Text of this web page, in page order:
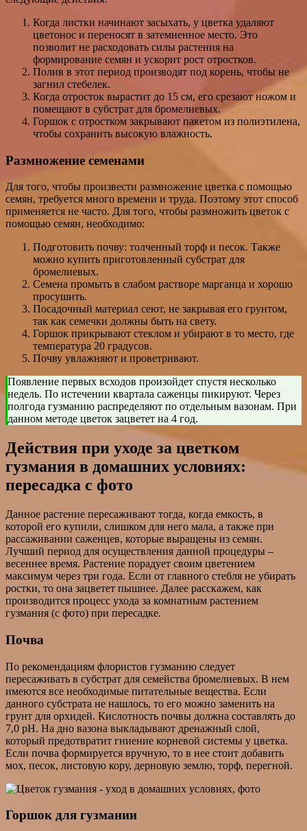
Когда листки начинают засыхать, у цветка удаляют
цветонос и переносят в затемненное место. Это
позволит не расходовать силы растения на
формирование семян и ускорит рост отростков.
Полив в этот период производят под корень, чтобы не
загнил стебелек.
Когда отросток вырастит до 15 см, его срезают ножом и
помещают в субстрат для бромелиевых.
Горшок с отростком закрывают пакетом из полиэтилена,
чтобы сохранить высокую влажность.
Размножение семенами
Для того, чтобы произвести размножение цветка с помощью
семян, требуется много времени и труда. Поэтому этот способ
применяется не часто. Для того, чтобы размножить цветок с
помощью семян, необходимо:
Подготовить почву: толченный торф и песок. Также
можно купить приготовленный субстрат для
бромелиевых.
Семена промыть в слабом растворе марганца и хорошо
просушить.
Посадочный материал сеют, не закрывая его грунтом,
так как семечки должны быть на свету.
Горшок прикрывают стеклом и убирают в то место, где
температура 20 градусов.
Почву увлажняют и проветривают.
Появление первых всходов произойдет спустя несколько
недель. По истечении квартала саженцы пикируют. Через
полгода гузманию распределяют по отдельным вазонам. При
данном методе цветок зацветет на 4 год.
Действия при уходе за цветком
гузмания в домашних условиях:
пересадка с фото
Данное растение пересаживают тогда, когда емкость, в
которой его купили, слишком для него мала, а также при
рассаживании саженцев, которые выращены из семян.
Лучший период для осуществления данной процедуры –
весеннее время. Растение порадует своим цветением
максимум через три года. Если от главного стебля не убирать
ростки, то она зацветет пышнее. Далее расскажем, как
производится процесс ухода за комнатным растением
гузмания (с фото) при пересадке.
Почва
По рекомендациям флористов гузманию следует
пересаживать в субстрат для семейства бромелиевых. В нем
имеются все необходимые питательные вещества. Если
данного субстрата не нашлось, то его можно заменить на
грунт для орхидей. Кислотность почвы должна составлять до
7,0 pH. На дно вазона выкладывают дренажный слой,
который предотвратит гниение корневой системы у цветка.
Если почва формируется вручную, то в нее стоит добавить
мох, песок, листовую кору, дерновую землю, торф, перегной.
Горшок для гузмании